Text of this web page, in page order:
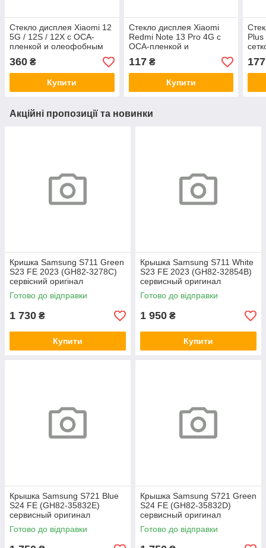
Стекло дисплея Xiaomi 12
5G / 12S / 12X с OCA-
пленкой и олеофобным
360 ₴
Купити
Стекло дисплея Xiaomi
Redmi Note 13 Pro 4G с
OCA-пленкой и
олеофобным покрытием,
Mitsubishi
117₴
Купити
177
Акційні пропозиції та новинки
Кришка Samsung S711 Green
S23 FE 2023 (GH82-3278C)
сервісний оригінал
Готово до відправки
1 730 ₴
Купити
Крышка Samsung S711 White
S23 FE 2023 (GH82-32854B)
сервисный оригинал
Готово до відправки
1 950 ₴
Купити
Крышка Samsung S721 Blue
S24 FE (GH82-35832E)
сервисный оригинал
Готово до відправки
Крышка Samsung S721 Green
S24 FE (GH82-35832D)
сервисный оригинал
Готово до відправки